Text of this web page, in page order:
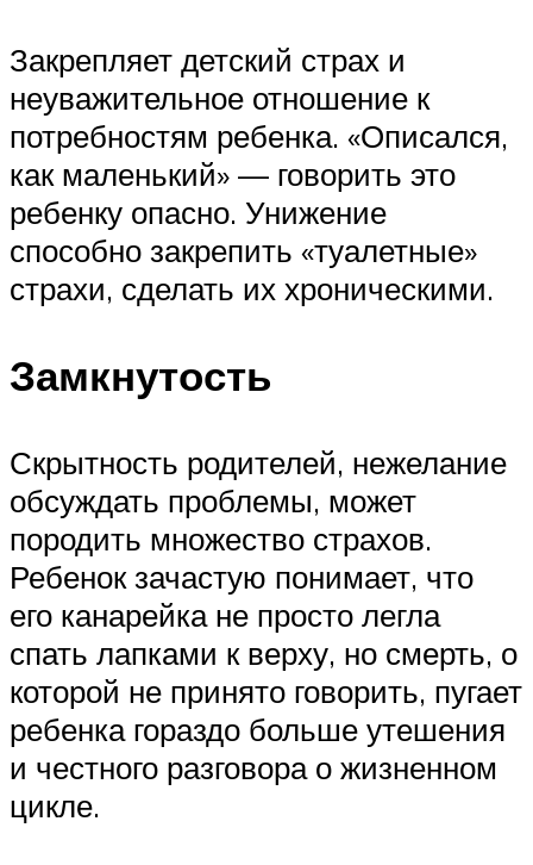
Закрепляет детский страх и
неуважительное отношение к
потребностям ребенка. «Описался,
как маленький» — говорить это
ребенку опасно. Унижение
способно закрепить «туалетные»
страхи, сделать их хроническими.
Замкнутость
Скрытность родителей, нежелание
обсуждать проблемы, может
породить множество страхов.
Ребенок зачастую понимает, что
его канарейка не просто легла
спать лапками к верху, но смерть, о
которой не принято говорить, пугает
ребенка гораздо больше утешения
и честного разговора о жизненном
цикле.